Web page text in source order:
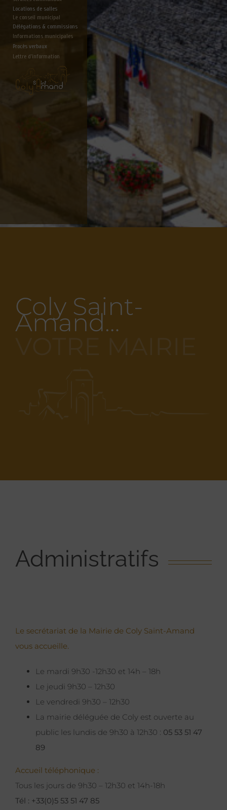
Locations de salles
Le conseil municipal
Délégations & commissions
Informations municipales
Lettre d'information
Procès verbaux
Coly Saint-
Amand…
Administratifs
Le secrétariat de la Mairie de Coly Saint-Amand
vous accueille.
Le mardi 9h30 -12h30 et 14h – 18h
Le jeudi 9h30 – 12h30
Le vendredi 9h30 – 12h30
La mairie déléguée de Coly est ouverte au
public les lundis de 9h30 à 12h30 : 05 53 51 47
89
Accueil téléphonique :
Tous les jours de 9h30 – 12h30 et 14h-18h
Tél : +33(0)5 53 51 47 85